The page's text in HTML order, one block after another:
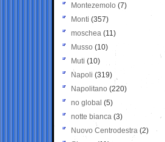
Montezemolo (7)
Monti (357)
moschea (11)
Musso (10)
Muti (10)
Napoli (319)
Napolitano (220)
no global (5)
notte bianca (3)
Nuovo Centrodestra (2)